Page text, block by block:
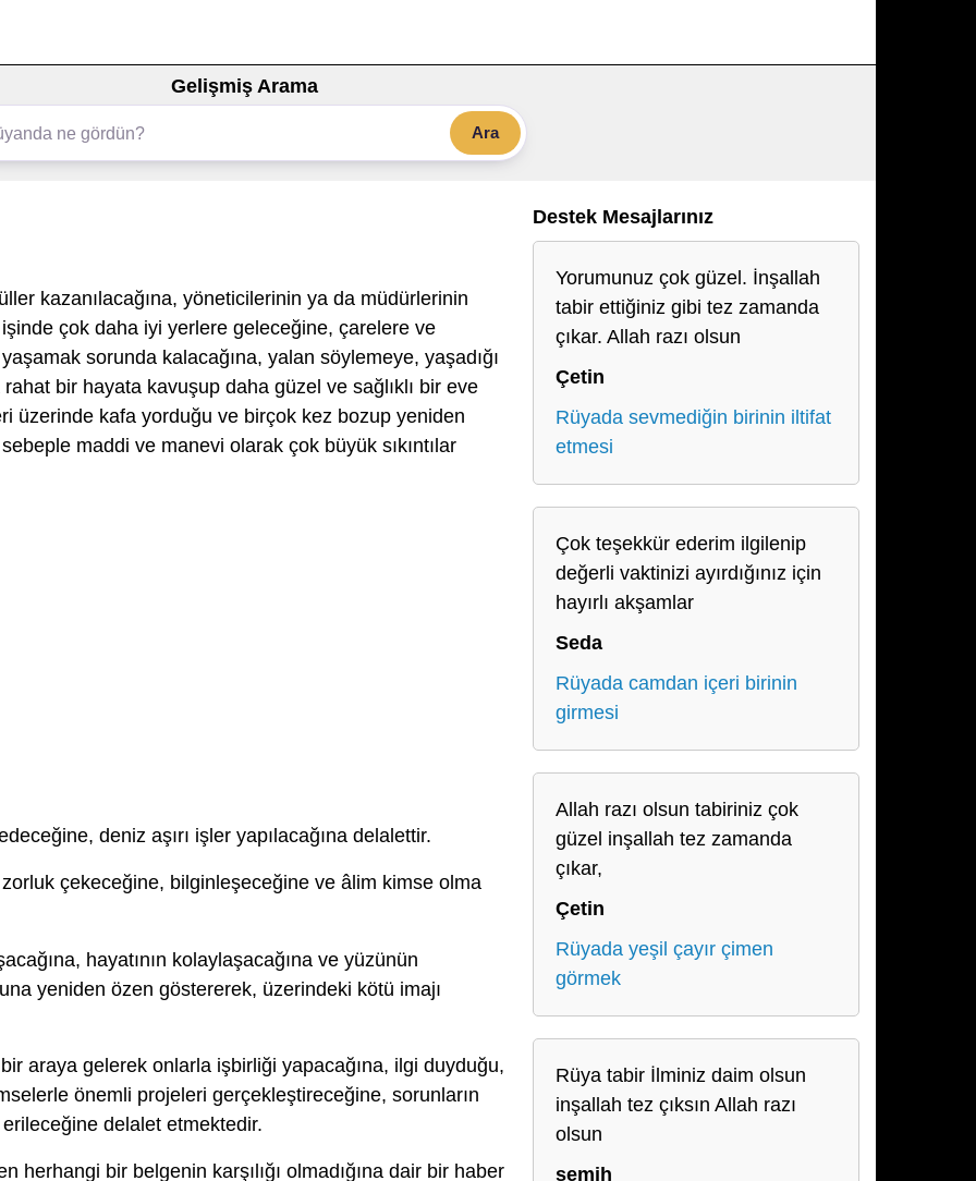
Gelişmiş Arama
Ara
kazanılacağına, yöneticilerinin ya da müdürlerinin
çok daha iyi yerlere geleceğine, çarelere ve
sorunda kalacağına, yalan söylemeye, yaşadığı
bir hayata kavuşup daha güzel ve sağlıklı bir eve
üzerinde kafa yorduğu ve birçok kez bozup yeniden
maddi ve manevi olarak çok büyük sıkıntılar
deniz aşırı işler yapılacağına delalettir.
çekeceğine, bilginleşeceğine ve âlim kimse olma
hayatının kolaylaşacağına ve yüzünün
yeniden özen göstererek, üzerindeki kötü imajı
araya gelerek onlarla işbirliği yapacağına, ilgi duyduğu,
önemli projeleri gerçekleştireceğine, sorunların
delalet etmektedir.
herhangi bir belgenin karşılığı olmadığına dair bir haber
Destek Mesajlarınız
Yorumunuz çok güzel. İnşallah
tabir ettiğiniz gibi tez zamanda
çıkar. Allah razı olsun
Çetin
Rüyada sevmediğin birinin iltifat
etmesi
Çok teşekkür ederim ilgilenip
değerli vaktinizi ayırdığınız için
hayırlı akşamlar
Seda
Rüyada camdan içeri birinin
girmesi
Allah razı olsun tabiriniz çok
güzel inşallah tez zamanda
çıkar,
Çetin
Rüyada yeşil çayır çimen
görmek
Rüya tabir İlminiz daim olsun
inşallah tez çıksın Allah razı
olsun
semih